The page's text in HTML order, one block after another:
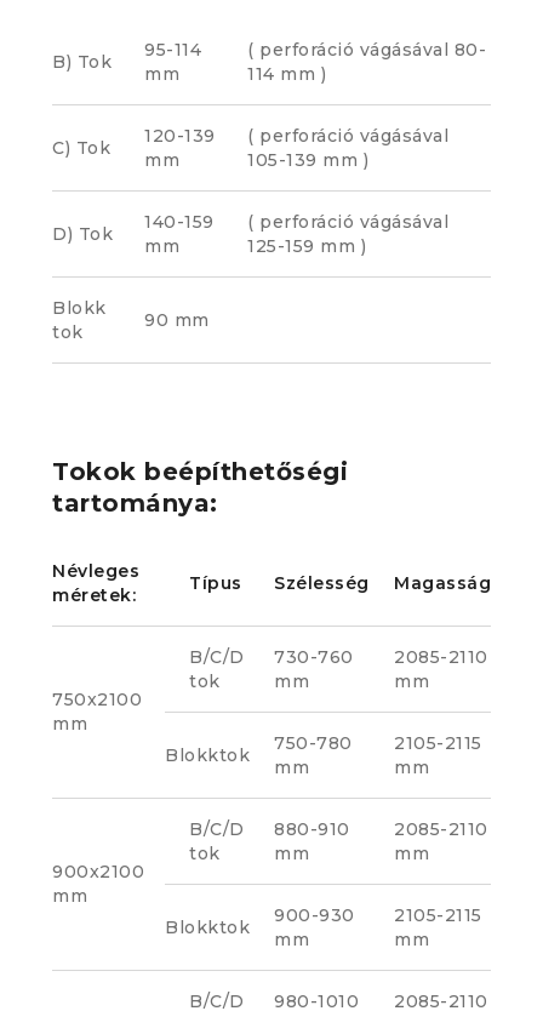
B) Tok
95-114
mm
( perforáció vágásával 80-
114 mm )
C) Tok
120-139
mm
( perforáció vágásával
105-139 mm )
D) Tok
140-159
mm
( perforáció vágásával
125-159 mm )
Blokk
tok
90 mm
Tokok beépíthetőségi
tartománya:
Névleges
méretek:
Típus Szélesség Magasság
750x2100
mm
B/C/D
tok
730-760
mm
2085-2110
mm
Blokktok
750-780
mm
2105-2115
mm
900x2100
mm
B/C/D
tok
880-910
mm
2085-2110
mm
Blokktok
900-930
mm
2105-2115
mm
B/C/D 980-1010 2085-2110